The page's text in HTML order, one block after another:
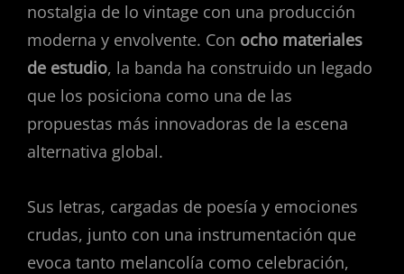
nostalgia de lo vintage con una producción
moderna y envolvente. Con ocho materiales
de estudio, la banda ha construido un legado
que los posiciona como una de las
propuestas más innovadoras de la escena
alternativa global.
Sus letras, cargadas de poesía y emociones
crudas, junto con una instrumentación que
evoca tanto melancolía como celebración,